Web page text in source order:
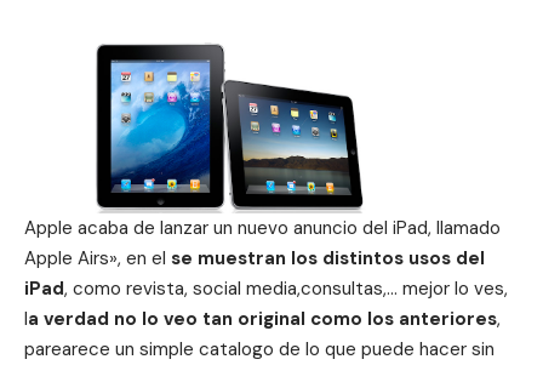
Apple acaba de lanzar un nuevo anuncio del iPad, llamado
Apple Airs», en el se muestran los distintos usos del
iPad, como revista, social media,consultas,… mejor lo ves,
la verdad no lo veo tan original como los anteriores,
parearece un simple catalogo de lo que puede hacer sin